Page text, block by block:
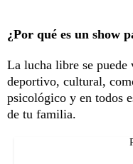
¿Por qué es un show
La lucha libre se puede
deportivo, cultural,
psicológico y en todos
de tu familia.